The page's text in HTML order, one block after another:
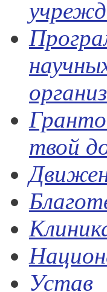
твой
Устав